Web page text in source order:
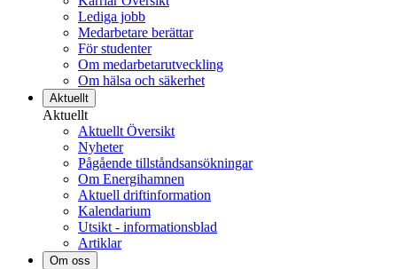
Lediga jobb
Medarbetare berättar
För studenter
Om medarbetarutveckling
Om hälsa och säkerhet
Aktuellt
Aktuellt
Aktuellt Översikt
Nyheter
Pågående tillståndsansökningar
Om Energihamnen
Aktuell driftinformation
Kalendarium
Utsikt - informationsblad
Artiklar
Om oss